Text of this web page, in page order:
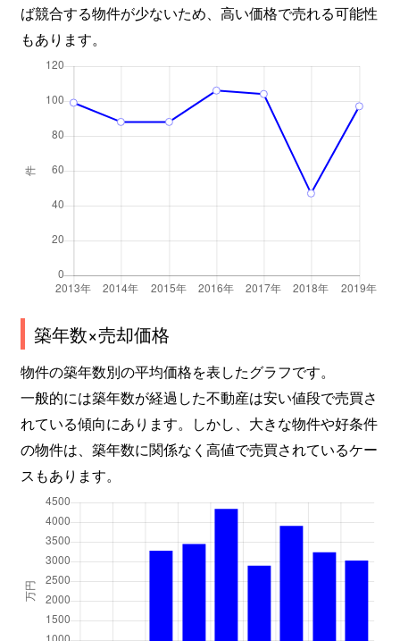
ば競合する物件が少ないため、高い価格で売れる可能性
もあります。
築年数×売却価格
物件の築年数別の平均価格を表したグラフです。
一般的には築年数が経過した不動産は安い値段で売買さ
れている傾向にあります。しかし、大きな物件や好条件
の物件は、築年数に関係なく高値で売買されているケー
スもあります。